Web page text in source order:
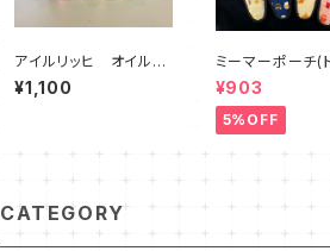
アイルリッヒ オイル
【各種】
¥1,100
ミーマーポーチ(
ペット1本用)
¥903
5%OFF
CATEGORY